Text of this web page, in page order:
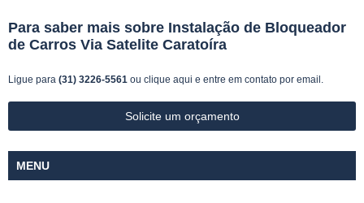
Para saber mais sobre Instalação de Bloqueador
de Carros Via Satelite Caratoíra
Ligue para (31) 3226-5561 ou clique aqui e entre em contato por email.
Solicite um orçamento
MENU